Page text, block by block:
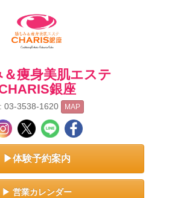
＆痩身美肌エステ
銀座
03-3538-1620 MAP
▶体験予約案内
▶ 営業カレンダー